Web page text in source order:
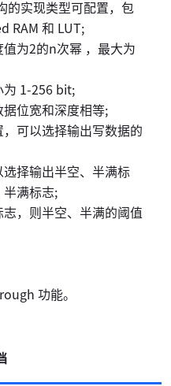
引擎
实现类型可配置，包
RAM 和 LUT;
为2的n次幂 ，最大为
1-256 bit;
位宽和深度相等;
可以选择输出写数据的
择输出半空、半满标
半满标志;
，则半空、半满的阈值
功能。